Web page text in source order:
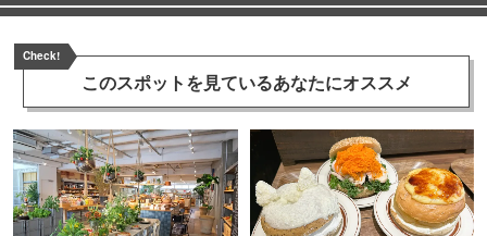
Check!
このスポットを見ているあなたにオススメ